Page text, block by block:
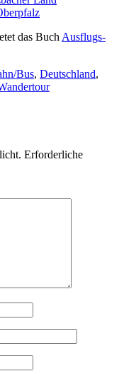
das Buch Ausflugs-
Bus, Deutschland,
Erforderliche